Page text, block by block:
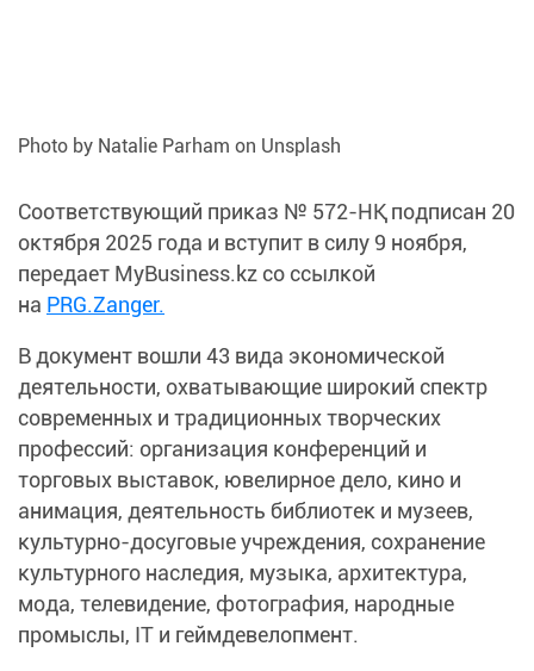
Photo by Natalie Parham on Unsplash
Соответствующий приказ № 572-НҚ подписан 20
октября 2025 года и вступит в силу 9 ноября,
передает MyBusiness.kz со ссылкой
на PRG.Zanger.
В документ вошли 43 вида экономической
деятельности, охватывающие широкий спектр
современных и традиционных творческих
профессий: организация конференций и
торговых выставок, ювелирное дело, кино и
анимация, деятельность библиотек и музеев,
культурно-досуговые учреждения, сохранение
культурного наследия, музыка, архитектура,
мода, телевидение, фотография, народные
промыслы, IT и геймдевелопмент.